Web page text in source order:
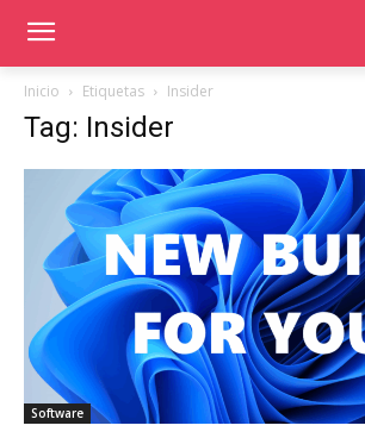
Inicio Etiquetas Insider
Tag: Insider
Software